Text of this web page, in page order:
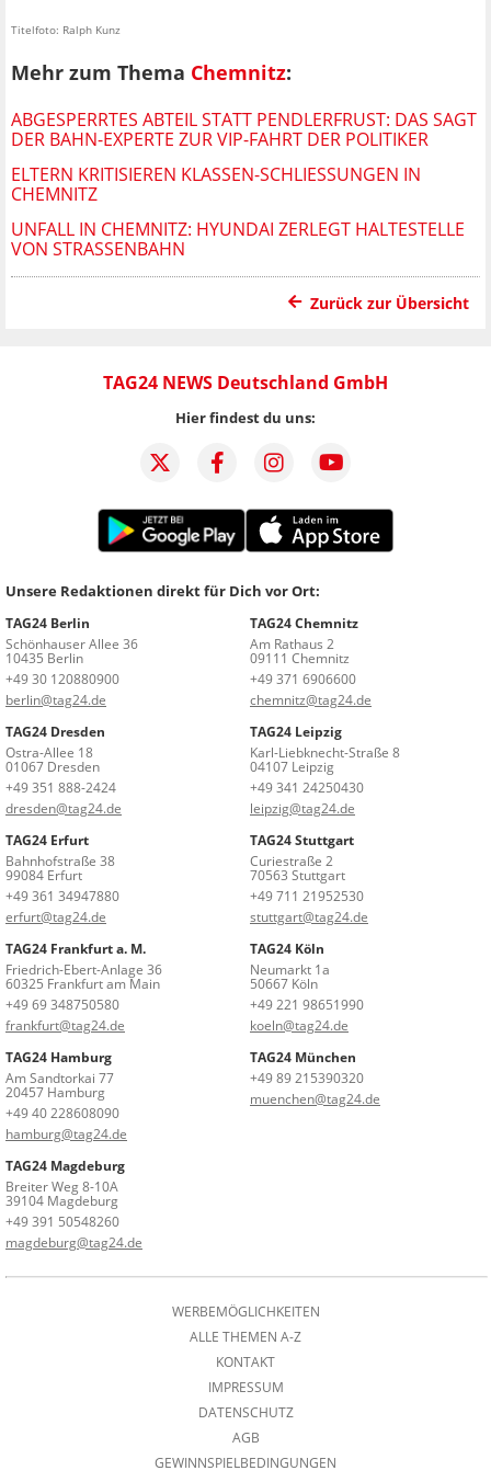
Titelfoto: Ralph Kunz
Mehr zum Thema Chemnitz:
ABGESPERRTES ABTEIL STATT PENDLERFRUST: DAS SAGT
DER BAHN-EXPERTE ZUR VIP-FAHRT DER POLITIKER
ELTERN KRITISIEREN KLASSEN-SCHLIESSUNGEN IN C
HEMNITZ
UNFALL IN CHEMNITZ: HYUNDAI ZERLEGT HALTESTELLE
VON STRASSENBAHN
Zurück zur Übersicht
TAG24 NEWS Deutschland GmbH
Hier findest du uns:
Unsere Redaktionen direkt für Dich vor Ort:
TAG24 Berlin
Schönhauser Allee 36
10435 Berlin
+49 30 120880900
berlin@tag24.de
TAG24 Chemnitz
Am Rathaus 2
09111 Chemnitz
+49 371 6906600
chemnitz@tag24.de
TAG24 Dresden
Ostra-Allee 18
01067 Dresden
+49 351 888-2424
dresden@tag24.de
TAG24 Leipzig
Karl-Liebknecht-Straße 8
04107 Leipzig
+49 341 24250430
leipzig@tag24.de
TAG24 Erfurt
Bahnhofstraße 38
99084 Erfurt
+49 361 34947880
erfurt@tag24.de
TAG24 Stuttgart
Curiestraße 2
70563 Stuttgart
+49 711 21952530
stuttgart@tag24.de
TAG24 Frankfurt a. M.
Friedrich-Ebert-Anlage 36
60325 Frankfurt am Main
+49 69 348750580
frankfurt@tag24.de
TAG24 Köln
Neumarkt 1a
50667 Köln
+49 221 98651990
koeln@tag24.de
TAG24 Hamburg
Am Sandtorkai 77
20457 Hamburg
+49 40 228608090
hamburg@tag24.de
TAG24 München
+49 89 215390320
muenchen@tag24.de
TAG24 Magdeburg
Breiter Weg 8-10A
39104 Magdeburg
+49 391 50548260
magdeburg@tag24.de
WERBEMÖGLICHKEITEN
ALLE THEMEN A-Z
KONTAKT
IMPRESSUM
DATENSCHUTZ
AGB
GEWINNSPIELBEDINGUNGEN